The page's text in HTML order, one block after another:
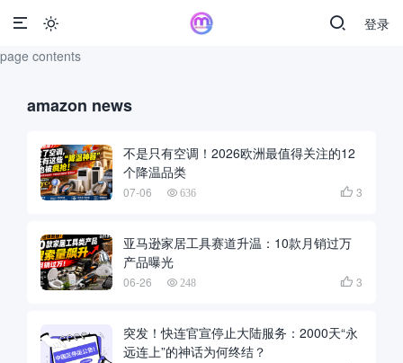
page contents
登录

amazon news
不是只有空调！2026欧洲最值得关注的12
个降温品类
07-06 636  3
亚马逊家居工具赛道升温：10款月销过万
产品曝光
06-26 248  3
突发！快连官宣停止大陆服务：2000天“永
远连上”的神话为何终结？